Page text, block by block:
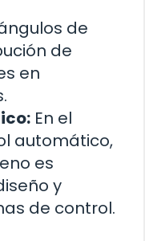
de
de
en
En el
automático,
es
y
de control.